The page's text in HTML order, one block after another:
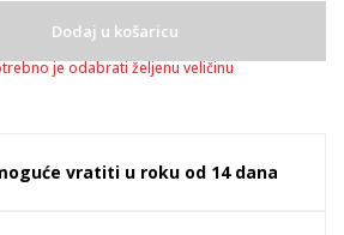
Dodaj u košaricu
je odabrati željenu veličinu
vratiti u roku od 14 dana